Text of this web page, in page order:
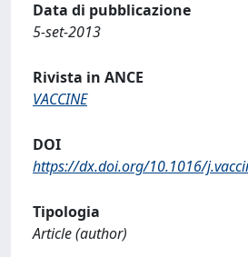
Data di pubblicazione
5-set-2013
Rivista in ANCE
VACCINE
DOI
https://dx.doi.org/10.1016/
Tipologia
Article (author)